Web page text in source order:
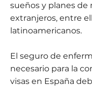
sueños y planes de
extranjeros, entre
latinoamericanos.
El seguro de
necesario para la
visas en España